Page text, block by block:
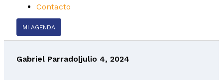
Contacto
MI AGENDA
Gabriel Parrado|julio 4, 2024